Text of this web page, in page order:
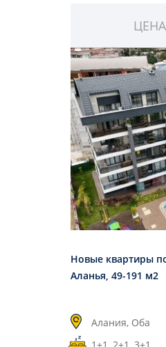
Новые квартиры
Аланья, 49-191 м2
Алания, Оба